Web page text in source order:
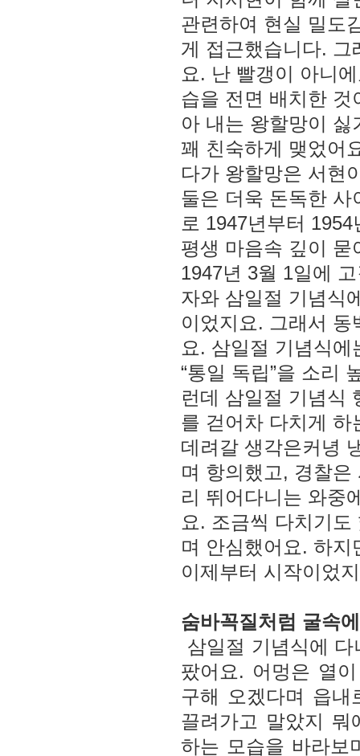
관련하여 현실 밀도
게 접근했습니다. 그
요. 난 빨갱이 아니
습을 전면 배치한
아 내는 왕할망이
꽤 친숙하게 맺었어
다가 왕할망은 서현
둘은 더욱 돈독한
로 1947년부터
평생 마음속 깊이
1947년 3월 1일에
자와 삼일절 기념식
이었지요. 그래서
요. 삼일절 기념식
“통일 독립”을 소리
런데 삼일절 기념식
를 걷어차 다치게
데려갈 생각은커녕
며 항의했고, 경찰
리 뛰어다니는 와중
요. 조금씩 다치기
며 안심했어요. 하
이제부터 시작이었
숨바꼭질처럼 굴속
삼일절 기념식에
팠어요. 어멍은 열
구해 오겠다며 읍
끌려가고 말았지 뭐
하는 모습을 바라보